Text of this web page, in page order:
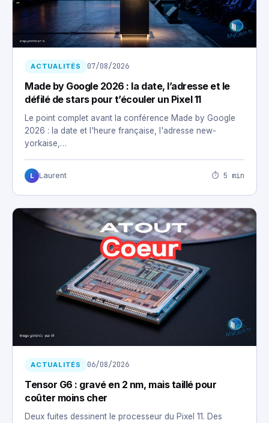
ACTUALITÉS 07/08/2026
Made by Google 2026 : la date, l’adresse et le
défilé de stars pour t’écouler un Pixel 11
Le point complet avant la conférence Made by Google
2026 : la date et l'heure française, l'adresse new-
yorkaise,…
L Laurent ⏱ 5 min
ACTUALITÉS 06/08/2026
Tensor G6 : gravé en 2 nm, mais taillé pour
coûter moins cher
Deux fuites dessinent le processeur du Pixel 11. Des